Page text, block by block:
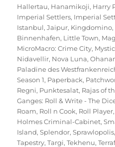
Hallertau, Hanamikoji, Harry
Imperial Settlers, Imperial
Istanbul,Jaipur, Kingdomino,
Binnenhafen, Little Town,
MicroMacro: Crime City,
Nidavellir, Nova Luna,
Paladine des
Season 1, Paperback,
Regni, Punktesalat, Rajas of
Ganges: Roll & Write - The
Roam, Roll n Cook, Roll Player
Holmes Criminal-Cabinet,
Island,Splendor,Sprawlopolis
Tapestry,Targi,Tekhenu,